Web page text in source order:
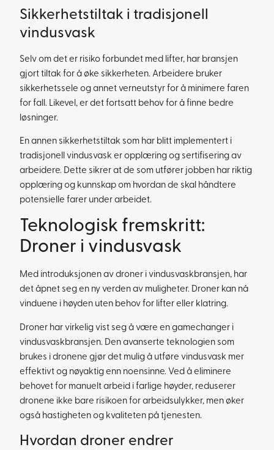
Sikkerhetstiltak i tradisjonell
vindusvask
Selv om det er risiko forbundet med lifter, har bransjen
gjort tiltak for å øke sikkerheten. Arbeidere bruker
sikkerhetssele og annet verneutstyr for å minimere faren
for fall. Likevel, er det fortsatt behov for å finne bedre
løsninger.
En annen sikkerhetstiltak som har blitt implementert i
tradisjonell vindusvask er opplæring og sertifisering av
arbeidere. Dette sikrer at de som utfører jobben har riktig
opplæring og kunnskap om hvordan de skal håndtere
potensielle farer under arbeidet.
Teknologisk fremskritt:
Droner i vindusvask
Med introduksjonen av droner i vindusvaskbransjen, har
det åpnet seg en ny verden av muligheter. Droner kan nå
vinduene i høyden uten behov for lifter eller klatring.
Droner har virkelig vist seg å være en gamechanger i
vindusvaskbransjen. Den avanserte teknologien som
brukes i dronene gjør det mulig å utføre vindusvask mer
effektivt og nøyaktig enn noensinne. Ved å eliminere
behovet for manuelt arbeid i farlige høyder, reduserer
dronene ikke bare risikoen for arbeidsulykker, men øker
også hastigheten og kvaliteten på tjenesten.
Hvordan droner endrer